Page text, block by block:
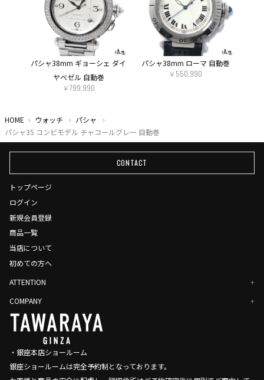
COMMENT
パシャ38mm ギョーシェ ダイ
ヤベゼル 自動巻
￥799,990
パシャ38mm ローマ 自動巻
￥550,990
HOME ウォッチ
パシャ
パシャ35 コンビモデル チャコールグレー 自動巻
CONTACT
・銀座本店ショールーム
銀座ショールームは完全予約制となっております。
トップページ
ログイン
新規会員登録
商品一覧
当店について
初めての方へ
ATTENTION
COMPANY